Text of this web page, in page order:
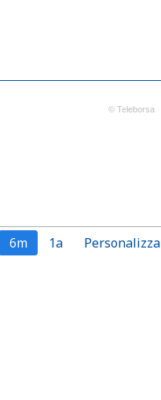
© Teleborsa
6m 1a Personalizza